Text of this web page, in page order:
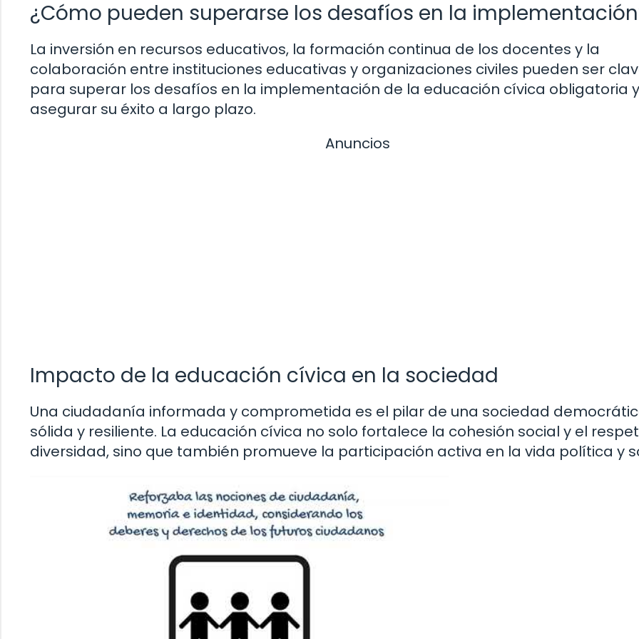
¿Cómo pueden superarse los desafíos en la
La inversión en recursos educativos, la formación continua de los docentes y la
colaboración entre instituciones educativas y organizaciones civiles pueden ser
para superar los desafíos en la implementación de la educación cívica obligatoria y
asegurar su éxito a largo plazo.
Anuncios
Impacto de la educación cívica en la sociedad
Una ciudadanía informada y comprometida es el pilar de una sociedad
sólida y resiliente. La educación cívica no solo fortalece la cohesión social y el
diversidad, sino que también promueve la participación activa en la vida política y